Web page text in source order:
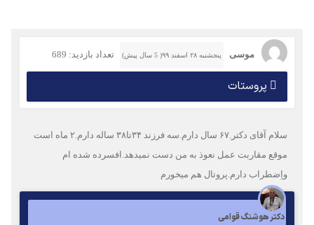
موسی پنجشنبه ۲۸ اسفند ۹۹( 5 سال پیش) تعداد بازدید: 689
پروستات
سلام آقای دکتر.۶۷ سال دارم.سه فرزند ۳۴تا۳۸ ساله دارم.۲ ماه است
موقع مقاربت عمل نعوذ به من دست نمیدهد.افسرده شده ام
واِضطراب دارم.پروتال هم میخورم
دکتر هوشنگ قوامی